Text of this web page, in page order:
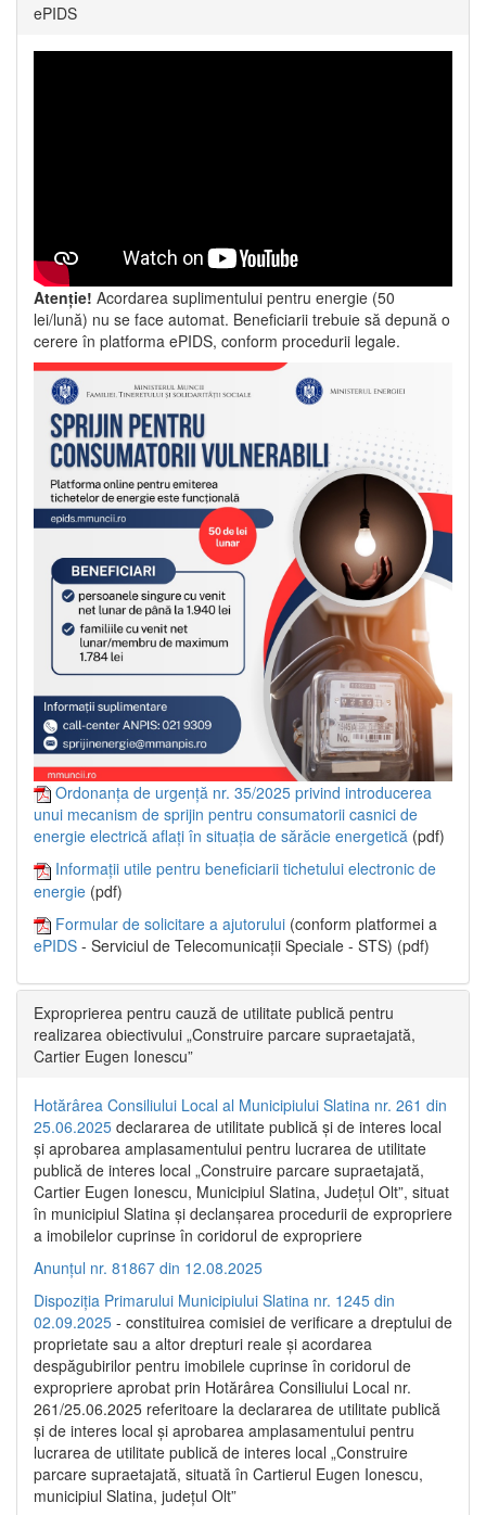
ePIDS
Atenție! Acordarea suplimentului pentru energie (50
lei/lună) nu se face automat. Beneficiarii trebuie să depună o
cerere în platforma ePIDS, conform procedurii legale.
Ordonanța de urgență nr. 35/2025 privind introducerea
unui mecanism de sprijin pentru consumatorii casnici de
energie electrică aflați în situația de sărăcie energetică (pdf)
Informații utile pentru beneficiarii tichetului electronic de
energie (pdf)
Formular de solicitare a ajutorului (conform platformei a
ePIDS - Serviciul de Telecomunicații Speciale - STS) (pdf)
Exproprierea pentru cauză de utilitate publică pentru
realizarea obiectivului „Construire parcare supraetajată,
Cartier Eugen Ionescu”
Hotărârea Consiliului Local al Municipiului Slatina nr. 261 din
25.06.2025 declararea de utilitate publică și de interes local
și aprobarea amplasamentului pentru lucrarea de utilitate
publică de interes local „Construire parcare supraetajată,
Cartier Eugen Ionescu, Municipiul Slatina, Județul Olt”, situat
în municipiul Slatina și declanșarea procedurii de expropriere
a imobilelor cuprinse în coridorul de expropriere
Anunțul nr. 81867 din 12.08.2025
Dispoziția Primarului Municipiului Slatina nr. 1245 din
02.09.2025 - constituirea comisiei de verificare a dreptului de
proprietate sau a altor drepturi reale și acordarea
despăgubirilor pentru imobilele cuprinse în coridorul de
expropriere aprobat prin Hotărârea Consiliului Local nr.
261/25.06.2025 referitoare la declararea de utilitate publică
și de interes local și aprobarea amplasamentului pentru
lucrarea de utilitate publică de interes local „Construire
parcare supraetajată, situată în Cartierul Eugen Ionescu,
municipiul Slatina, județul Olt”